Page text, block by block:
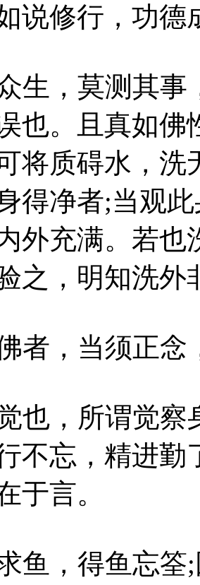
说修行，功德
生，莫测其
也。且真如佛
将质碍水，洗
得净者;当观
外充满。若也
之，明知洗外
者，当须正
也，所谓觉
不忘，精进勤
于言。
鱼，得鱼忘